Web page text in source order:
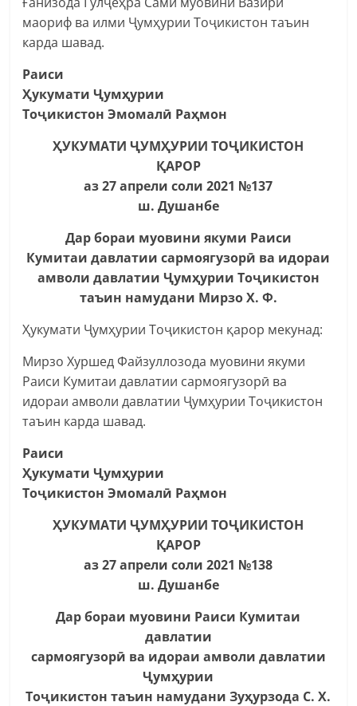
маориф ва илми Ҷумҳурии Тоҷикистон таъин
карда шавад.
Раиси
Ҳукумати Ҷумҳурии
Тоҷикистон Эмомалӣ Раҳмон
ҲУКУМАТИ ҶУМҲУРИИ ТОҶИКИСТОН
ҚАРОР
аз 27 апрели соли 2021 №137
ш. Душанбе
Дар бораи муовини якуми Раиси
Кумитаи давлатии сармоягузорӣ ва идораи
амволи давлатии Ҷумҳурии Тоҷикистон
таъин намудани Мирзо Х. Ф.
Ҳукумати Ҷумҳурии Тоҷикистон қарор мекунад:
Мирзо Хуршед Файзуллозода муовини якуми
Раиси Кумитаи давлатии сармоягузорӣ ва
идораи амволи давлатии Ҷумҳурии Тоҷикистон
таъин карда шавад.
Раиси
Ҳукумати Ҷумҳурии
Тоҷикистон Эмомалӣ Раҳмон
ҲУКУМАТИ ҶУМҲУРИИ ТОҶИКИСТОН
ҚАРОР
аз 27 апрели соли 2021 №138
ш. Душанбе
Дар бораи муовини Раиси Кумитаи
давлатии
сармоягузорӣ ва идораи амволи давлатии
Ҷумҳурии
Тоҷикистон таъин намудани Зуҳурзода С. Х.